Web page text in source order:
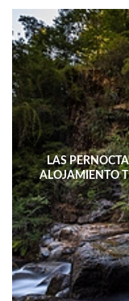
LAS
ALOJAMIENTO